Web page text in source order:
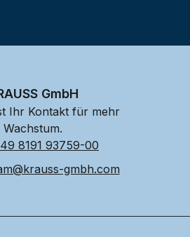
GmbH
Ihr Kontakt für mehr
Wachstum.
8191 93759-00
gmbh.com